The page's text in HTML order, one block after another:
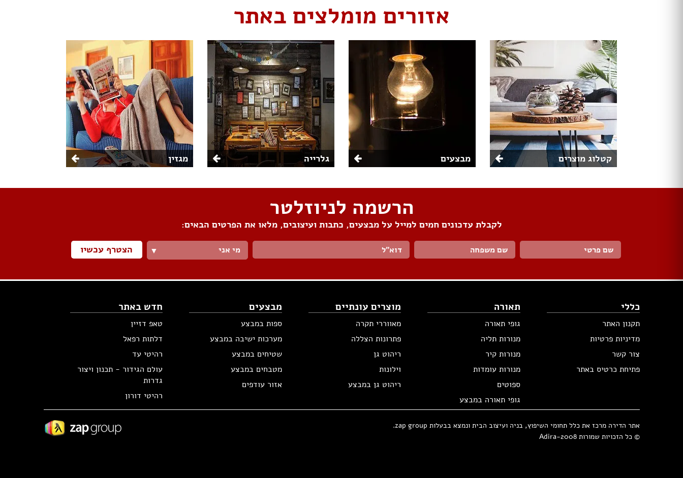
אזורים מומלצים באתר
קטלוג מוצרים מבצעים גלרייה מגזין
הרשמה לניוזלטר
לקבלת עדכונים חמים למייל על מבצעים, כתבות ועיצובים, מלאו את הפרטים הבאים:
מי אני ▼ הצטרף עכשיו
כללי
תקנון האתר
מדיניות פרטיות
צור קשר
פתיחת כרטיס באתר
תאורה
גופי תאורה
מנורות תליה
מנורות קיר
מנורות עומדות
ספוטים
גופי תאורה במבצע
מוצרים עונתיים
מאווררי תקרה
פתרונות הצללה
ריהוט גן
וילונות
ריהוט גן במבצע
מבצעים
ספות במבצע
מערכות ישיבה במבצע
שטיחים במבצע
מטבחים במבצע
אזור עודפים
חדש באתר
טאפ דזיין
דלתות רפאל
רהיטי עד
עולם הגידור - תכנון ויצור
גדרות
רהיטי דורון
אתר הדירה מרכז את כלל תחומי השיפוץ, בניה ועיצוב הבית ונמצא בבעלות zap group.
© כל הזכויות שמורות Adira-2008